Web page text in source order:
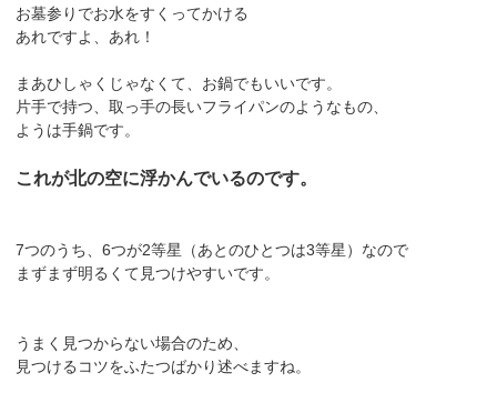
お墓参りでお水をすくってかける
あれですよ、あれ！
まあひしゃくじゃなくて、お鍋でもいいです。
片手で持つ、取っ手の長いフライパンのようなもの、
ようは手鍋です。
これが北の空に浮かんでいるのです。
7つのうち、6つが2等星（あとのひとつは3等星）なので
まずまず明るくて見つけやすいです。
うまく見つからない場合のため、
見つけるコツをふたつばかり述べますね。